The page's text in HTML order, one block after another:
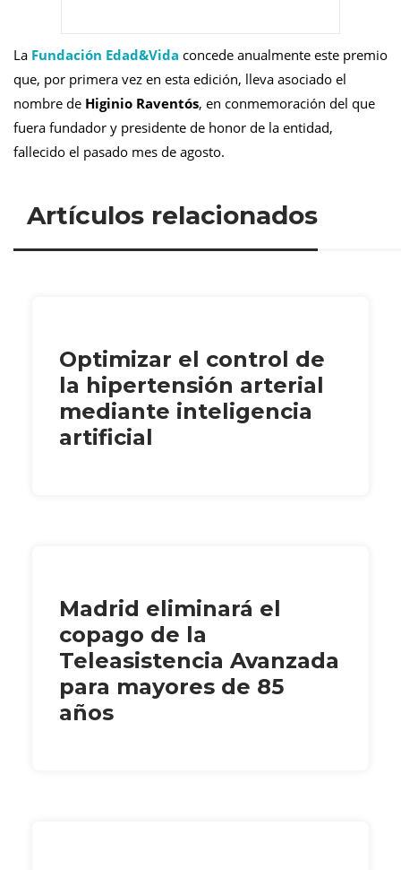
La Fundación Edad&Vida concede anualmente este premio
que, por primera vez en esta edición, lleva asociado el
nombre de Higinio Raventós, en conmemoración del que
fuera fundador y presidente de honor de la entidad,
fallecido el pasado mes de agosto.
Artículos relacionados
Optimizar el control de
la hipertensión arterial
mediante inteligencia
artificial
Madrid eliminará el
copago de la
Teleasistencia Avanzada
para mayores de 85
años